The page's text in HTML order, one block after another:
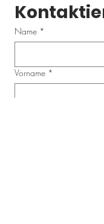
Name *
Vorname *